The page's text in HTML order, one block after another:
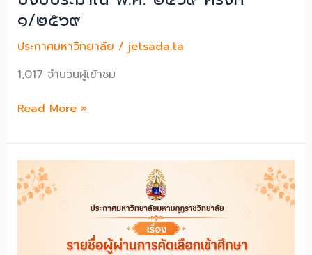
สมเด็จ
พระ
อริ
ศาคต
สมเด็จ
สังฆราช
สกล
มหา
สังฆ
ปริณายก
และ
แต่ง
ตั้ง
ดำรง
ผู้
การก
อง
๑/๒๕๖๙
ประกาศมหาวิทยาลัย / jetsada.ta
1,017 จำนวนผู้เข้าชม
ประกาศ
เลื่อน
การ
ประกาศ
ราย
Read More »